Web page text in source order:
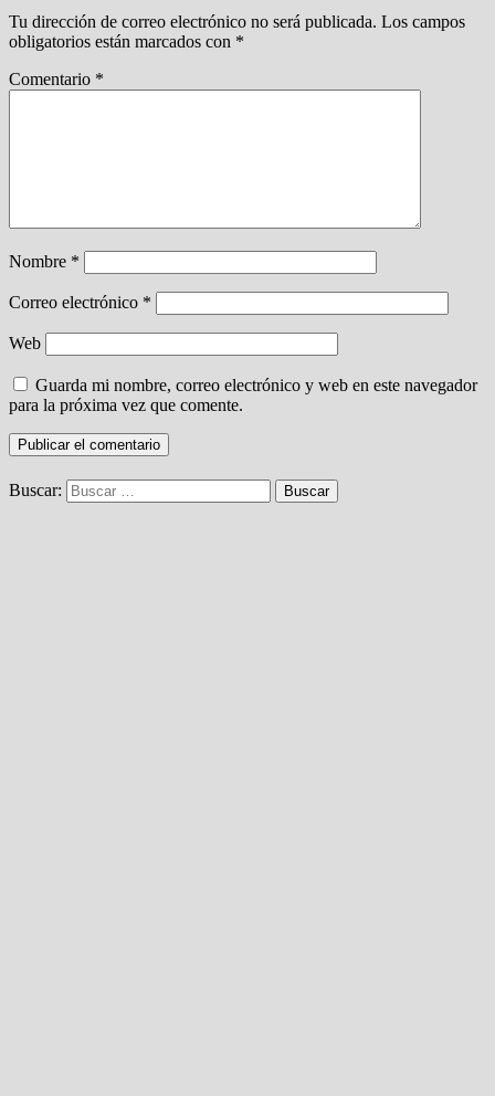
Tu dirección de correo electrónico no será publicada. Los campos
obligatorios están marcados con *
Comentario *
Nombre *
Correo electrónico *
Web
Guarda mi nombre, correo electrónico y web en este navegador
para la próxima vez que comente.
Buscar: